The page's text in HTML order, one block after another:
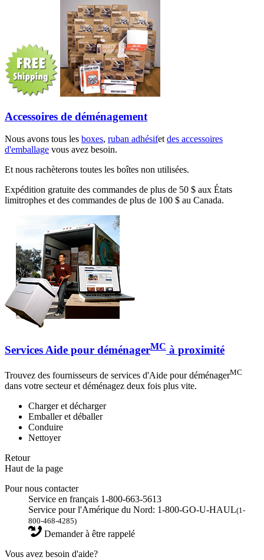
Accessoires de déménagement
Nous avons tous les boxes, ruban adhésifet des accessoires
d'emballage vous avez besoin.
Et nous rachèterons toutes les boîtes non utilisées.
Expédition gratuite des commandes de plus de 50 $ aux États
limitrophes et des commandes de plus de 100 $ au Canada.
Services Aide pour déménagerMC à proximité
Trouvez des fournisseurs de services d'Aide pour déménagerMC
dans votre secteur et déménagez deux fois plus vite.
Charger et décharger
Emballer et déballer
Conduire
Nettoyer
Retour
Haut de la page
Pour nous contacter
Service en français 1-800-663-5613
Service pour l'Amérique du Nord: 1-800-GO-U-HAUL(1-
800-468-4285)
Demander à être rappelé
Vous avez besoin d'aide?